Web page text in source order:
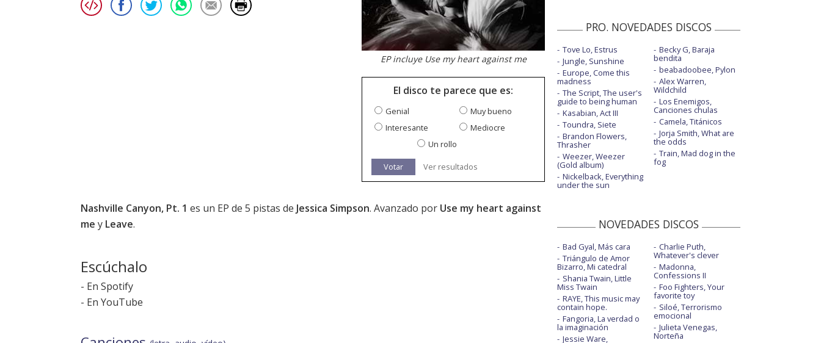
EP incluye Use my heart against me
El disco te parece que es:
Genial
Muy bueno
Interesante
Mediocre
Un rollo
Votar Ver resultados
Nashville Canyon, Pt. 1 es un EP de 5 pistas de Jessica Simpson. Avanzado por Use my heart against
me y Leave.
Escúchalo
- En Spotify
- En YouTube
PRO. NOVEDADES DISCOS
Tove Lo, Estrus
Jungle, Sunshine
Europe, Come this
madness
The Script, The user's
guide to being human
Kasabian, Act III
Toundra, Siete
Brandon Flowers,
Thrasher
Weezer, Weezer
(Gold album)
Nickelback, Everything
under the sun
Becky G, Baraja
bendita
beabadoobee, Pylon
Alex Warren,
Wildchild
Los Enemigos,
Canciones chulas
Camela, Titánicos
Jorja Smith, What are
the odds
Train, Mad dog in the
fog
NOVEDADES DISCOS
Bad Gyal, Más cara
Triángulo de Amor
Bizarro, Mi catedral
Shania Twain, Little
Miss Twain
RAYE, This music may
contain hope.
Fangoria, La verdad o
la imaginación
Jessie Ware,
Charlie Puth,
Whatever's clever
Madonna,
Confessions II
Foo Fighters, Your
favorite toy
Siloé, Terrorismo
emocional
Julieta Venegas,
Norteña